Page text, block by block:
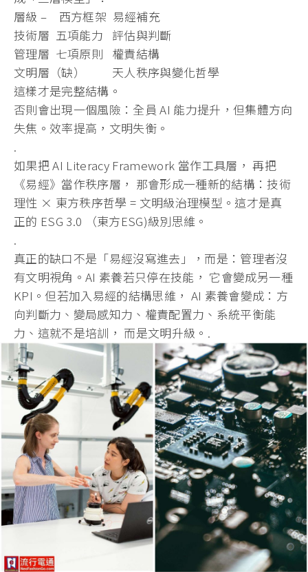
層級 – 西方框架 易經補充
技術層 五項能力 評估與判斷
管理層 七項原則 權責結構
文明層（缺） 天人秩序與變化哲學
這樣才是完整結構。
否則會出現一個風險：全員 AI 能力提升，但集體方向
失焦。效率提高，文明失衡。
.
如果把 AI Literacy Framework 當作工具層， 再把
《易經》當作秩序層， 那會形成一種新的結構：技術
理性 × 東方秩序哲學 = 文明級治理模型。這才是真
正的 ESG 3.0 （東方ESG)級別思維。
.
真正的缺口不是「易經沒寫進去」，而是：管理者沒
有文明視角。AI 素養若只停在技能， 它會變成另一種
KPI。但若加入易經的結構思維， AI 素養會變成：方
向判斷力、變局感知力、權責配置力、 系統平衡能
力、這就不是培訓， 而是文明升級。.